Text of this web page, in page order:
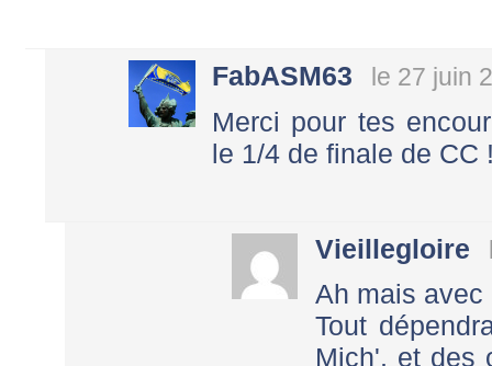
FabASM63 le 27 juin
Merci pour tes
le 1/4 de finale de CC
Vieillegloire
Ah mais avec
Tout
Mich', et des